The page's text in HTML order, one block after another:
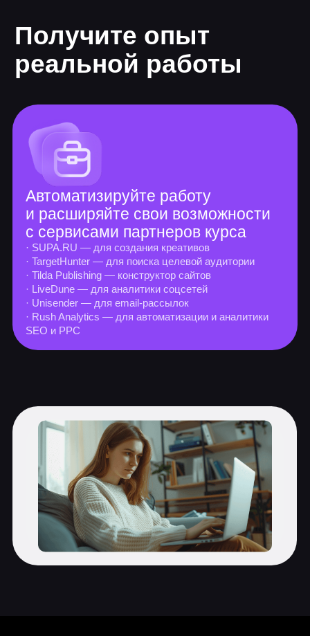
Длительность от 8 мес.
128 часов теории
522 часа практики
Основные курсы
Интернет-маркетинг
2 практических задания
Что такое маркетинг
Работа с брифом и анализ
конкурентов
Позиционирование проекта для
Посадочные страницы и
соцсети
5 практических заданий
Основы проектирования сайтов
Посадочные страницы на Tilda